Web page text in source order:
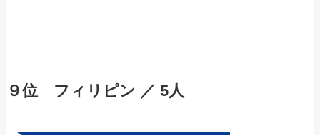
９位 フィリピン ／ 5人